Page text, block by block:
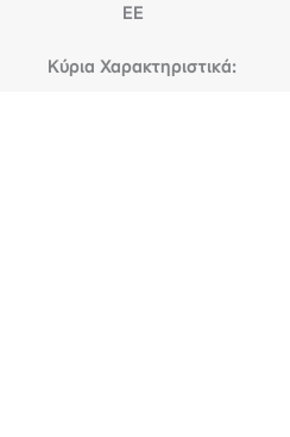
ΕΕ
Κύρια Χαρακτηριστικά: